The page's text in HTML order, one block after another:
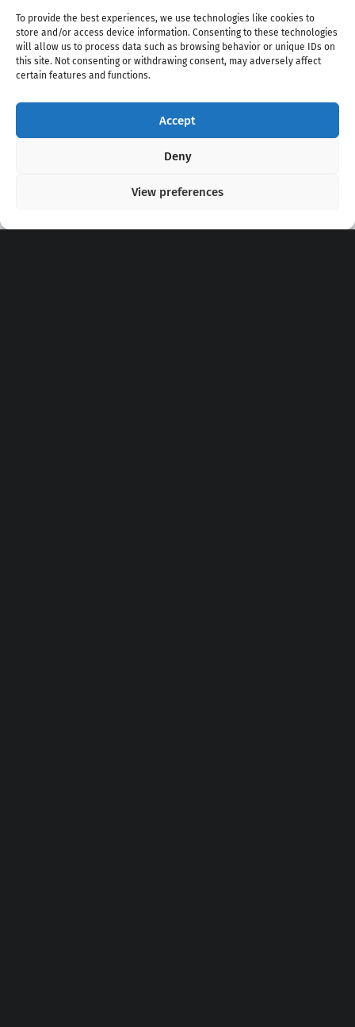
To provide the best experiences, we use technologies like cookies to
store and/or access device information. Consenting to these technologies
will allow us to process data such as browsing behavior or unique IDs on
this site. Not consenting or withdrawing consent, may adversely affect
certain features and functions.
Accept
Deny
View preferences